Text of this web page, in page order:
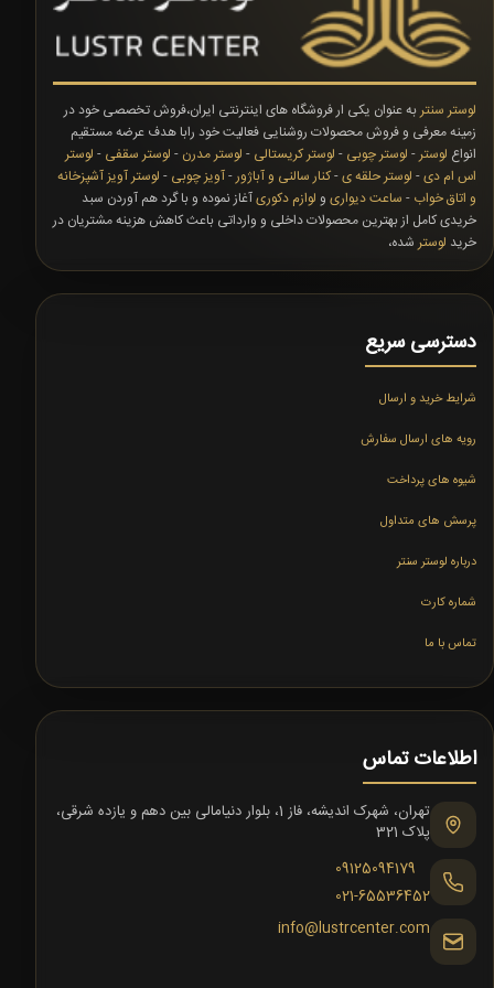
لوستر سنتر به عنوان یکی ار فروشگاه های اینترنتی ایران،فروش تخصصی خود در
زمینه معرفی و فروش محصولات روشنایی فعالیت خود رابا هدف عرضه مستقیم
انواع لوستر - لوستر چوبی - لوستر کریستالی - لوستر مدرن - لوستر سقفی - لوستر
اس ام دی- لوستر حلقه ی-کنار سالنی و آباژور-آویز چوبی - لوستر آویز آشپزخانه
و اتاق خواب - ساعت دیواری و لوازم دکوریآغاز نموده و با گرد هم آوردن سبد
خریدی کامل از بهترین محصولات داخلی و وارداتی باعث کاهش هزینه مشتریان در
خرید لوستر شده،
دسترسی سریع
شرایط خرید و ارسال
رویه های ارسال سفارش
شیوه های پرداخت
پرسش های متداول
درباره لوستر سنتر
شماره کارت
تماس با ما
اطلاعات تماس
تهران، شهرک اندیشه، فاز 1، بلوار دنیامالی بین دهم و یازده شرقی،
پلاک 321
09125094179
021-65536452
info@lustrcenter.com